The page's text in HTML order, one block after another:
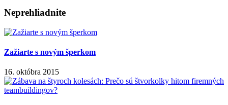
Neprehliadnite
Zažiarte s novým šperkom
16. októbra 2015